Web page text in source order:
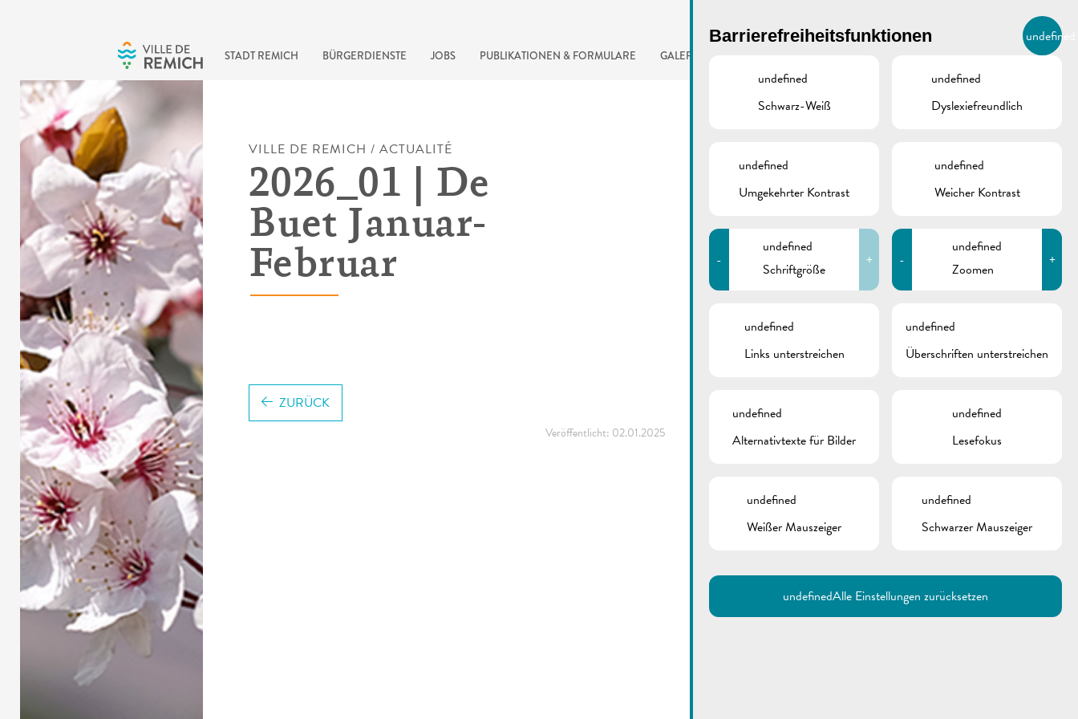
STADT REMICH BÜRGERDIENSTE JOBS PUBLIKATIONEN & FORMULARE GALERIE DE
BIERGER.REMICH.LU
Utilisez la recherche pour
Comme par exemple des contacts, des
informations ou de documents.
VILLE DE REMICH / ACTUALITÉ
2026_01 | De
Buet Januar-
Februar
Veröffentlicht: 02.01.2025
ZURÜCK
Barrierefreiheitsfunktionen undefined
undefined
Schwarz-Weiß
undefined
Dyslexiefreundlich
undefined
Umgekehrter Kontrast
undefined
Weicher Kontrast
-
undefined
Schriftgröße
+ -
undefined
Zoomen
+
undefined
Links unterstreichen
undefined
Überschriften unterstreichen
undefined
Alternativtexte für Bilder
undefined
Lesefokus
undefined
Weißer Mauszeiger
undefined
Schwarzer Mauszeiger
undefinedAlle Einstellungen zurücksetzen